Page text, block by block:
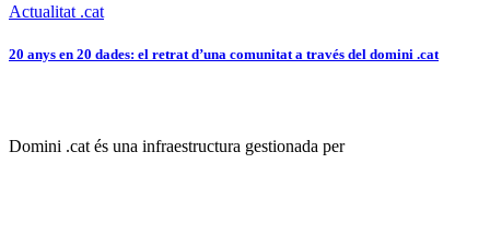
Actualitat .cat
20 anys en 20 dades: el retrat d’una comunitat a través del domini .cat
Domini .cat és una infraestructura gestionada per